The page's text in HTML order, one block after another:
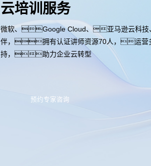
云培训服务
微软、Google Cloud、亚马逊云科
伴，拥有认证讲师资源70人，运营
持，助力企业云转型
预约专家咨询